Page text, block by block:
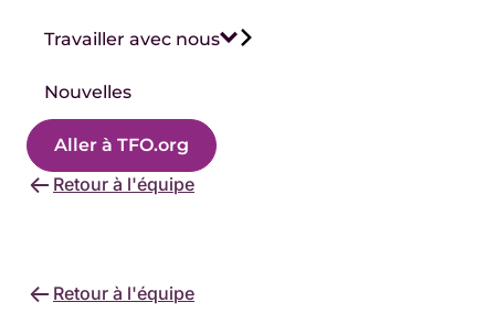
Travailler avec nous
Nouvelles
Aller à TFO.org
Retour à l'équipe
Retour à l'équipe